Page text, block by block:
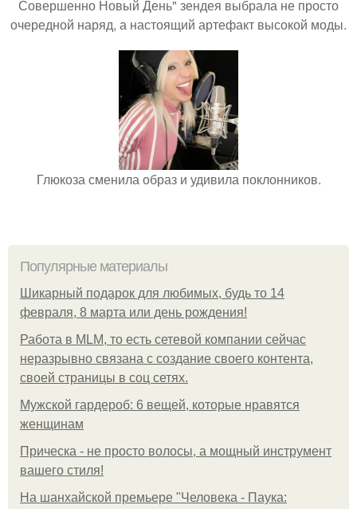
Совершенно Новый День" зендея выбрала не просто
очередной наряд, а настоящий артефакт высокой моды.
Глюкоза сменила образ и удивила поклонников.
Популярные материалы
Шикарный подарок для любимых, будь то 14
февраля, 8 марта или день рождения!
Работа в MLM, то есть сетевой компании сейчас
неразрывно связана с создание своего контента,
своей страницы в соц сетях.
Мужской гардероб: 6 вещей, которые нравятся
женщинам
Прическа - не просто волосы, а мощный инструмент
вашего стиля!
На шанхайской премьере "Человека - Паука: